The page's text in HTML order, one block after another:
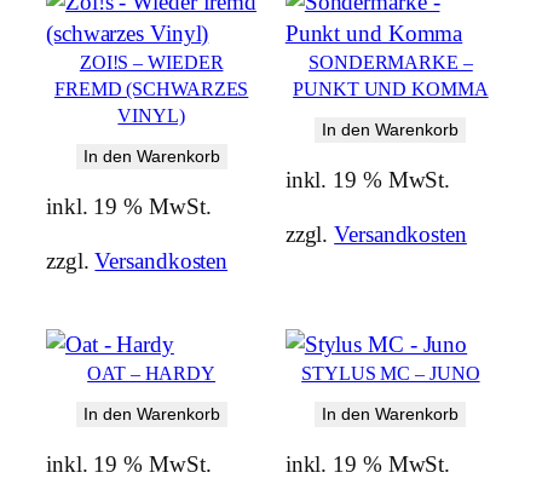
ZOI!S – WIEDER
FREMD (SCHWARZES
VINYL)
In den Warenkorb
inkl. 19 % MwSt.
zzgl.Versandkosten
SONDERMARKE –
PUNKT UND KOMMA
In den Warenkorb
inkl. 19 % MwSt.
zzgl.Versandkosten
OAT – HARDY
In den Warenkorb
inkl. 19 % MwSt.
STYLUS MC – JUNO
In den Warenkorb
inkl. 19 % MwSt.